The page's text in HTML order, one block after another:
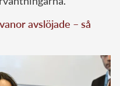
avslöjade – så